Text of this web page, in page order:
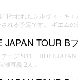
行われたシルヴィ・ギエ
れる予定です。 ギエムの
JAPAN TOUR
ージ2011 HOPE JAPAN
瀬直義 2人...